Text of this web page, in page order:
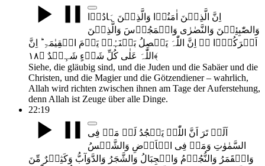
اِنَّ الَّذِیۡنَ اٰمَنُوۡا وَالَّذِیۡنَ ہَادُوۡا
وَالصّٰبِئِیۡنَ وَالنَّصٰرٰی وَالۡمَجُوۡسَ وَالَّذِیۡنَ
اَشۡرَکُوۡۤا ٭ۖ اِنَّ اللّٰہَ یَفۡصِلُ بَیۡنَہُمۡ یَوۡمَ الۡقِیٰمَۃِ ؕ اِنَّ
اللّٰہَ عَلٰی کُلِّ شَیۡءٍ شَہِیۡدٌ ﴿۱۸﴾
Siehe, die gläubig sind, und die Juden und die Sabäer und die
Christen, und die Magier und die Götzendiener – wahrlich,
Allah wird richten zwischen ihnen am Tage der Auferstehung,
denn Allah ist Zeuge über alle Dinge.
22:19
اَلَمۡ تَرَ اَنَّ اللّٰہَ یَسۡجُدُ لَہٗ مَنۡ فِی
السَّمٰوٰتِ وَمَنۡ فِی الۡاَرۡضِ وَالشَّمۡسُ
وَالۡقَمَرُ وَالنُّجُوۡمُ وَالۡجِبَالُ وَالشَّجَرُ وَالدَّوَآبُّ وَکَثِیۡرٌ مِّنَ